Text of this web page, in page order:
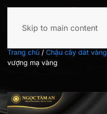
Skip to main content
Tìm
Trang chủ / Chậu cây dát vàng
vượng mạ vàng